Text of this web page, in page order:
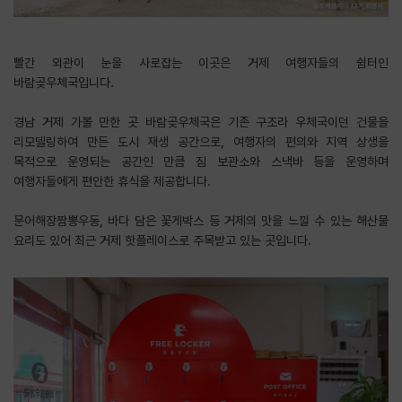
빨간 외관이 눈을 사로잡는 이곳은 거제 여행자들의 쉼터인
바람곶우체국입니다.
​경남 거제 가볼 만한 곳 바람곶우체국은 기존 구조라 우체국이던 건물을
리모델링하여 만든 도시 재생 공간으로, 여행자의 편의와 지역 상생을
목적으로 운영되는 공간인 만큼 짐 보관소와 스낵바 등을 운영하며
여행자들에게 편안한 휴식을 제공합니다.
​문어해장짬뽕우동, 바다 담은 꽃게박스 등 거제의 맛을 느낄 수 있는 해산물
요리도 있어 최근 거제 핫플레이스로 주목받고 있는 곳입니다.